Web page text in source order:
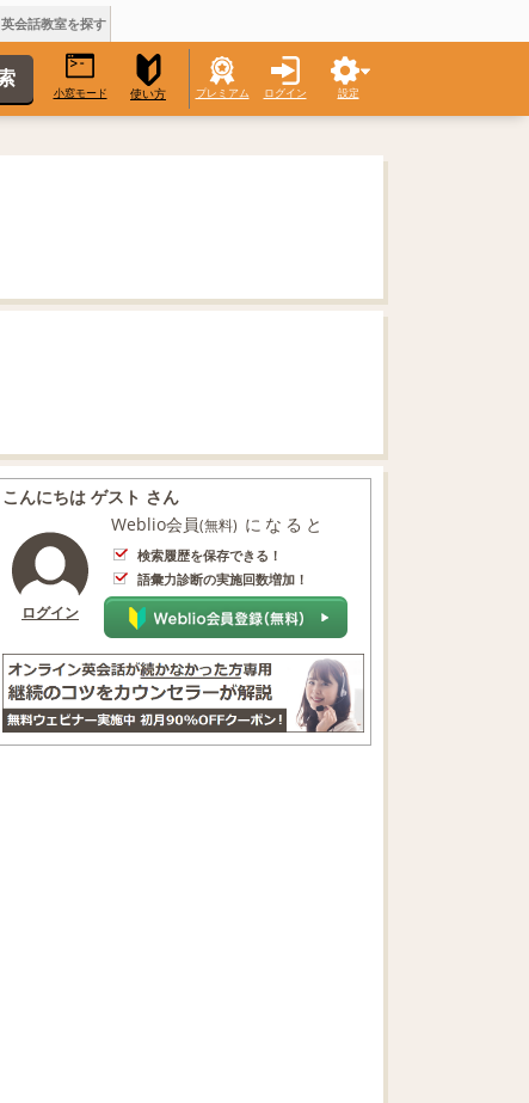
英会話教室を探す
小窓モード 使い方 プレミアム ログイン 設定
こんにちは ゲスト さん
ログイン
Weblio会員(無料) になると
検索履歴を保存できる！
語彙力診断の実施回数増加！